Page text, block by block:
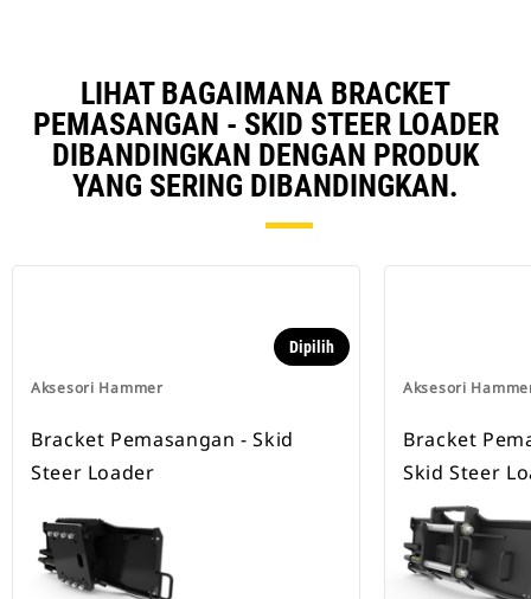
LIHAT BAGAIMANA BRACKET
PEMASANGAN - SKID STEER LOADER
DIBANDINGKAN DENGAN PRODUK
YANG SERING DIBANDINGKAN.
Aksesori Hammer
Dipilih
Bracket Pemasangan - Skid
Steer Loader
Aksesori
Bracket
Skid Steer